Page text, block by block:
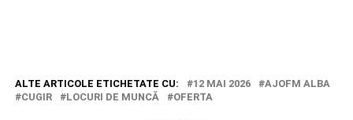
ALTE ARTICOLE ETICHETATE CU: 12 MAI 2026
AJOFM ALBA
CUGIR
LOCURI DE MUNCĂ OFERTA